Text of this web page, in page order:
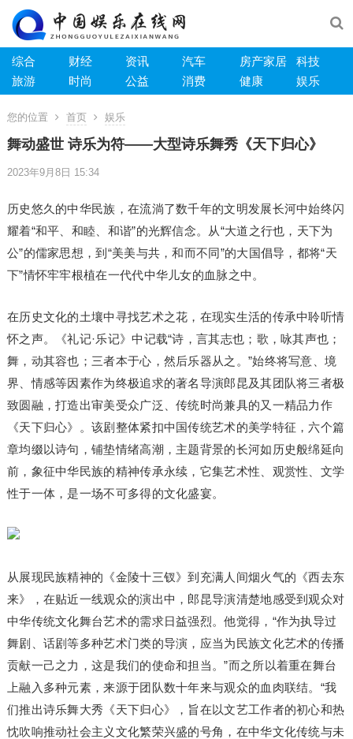
综合 财经 资讯 汽车 房产家居
科技
旅游
时尚 公益 消费 健康 娱乐
您的位置 首页 娱乐
舞动盛世 诗乐为符——大型诗乐舞秀《天下归心》
2023年9月8日 15:34
历史悠久的中华民族，在流淌了数千年的文明发展长河中始终闪
耀着“和平、和睦、和谐”的光辉信念。从“大道之行也，天下为
公”的儒家思想，到“美美与共，和而不同”的大国倡导，都将“天
下”情怀牢牢根植在一代代中华儿女的血脉之中。
在历史文化的土壤中寻找艺术之花，在现实生活的传承中聆听情
怀之声。《礼记·乐记》中记载“诗，言其志也；歌，咏其声也；
舞，动其容也；三者本于心，然后乐器从之。”始终将写意、境
界、情感等因素作为终极追求的著名导演郎昆及其团队将三者极
致圆融，打造出审美受众广泛、传统时尚兼具的又一精品力作
《天下归心》。该剧整体紧扣中国传统艺术的美学特征，六个篇
章均缀以诗句，铺垫情绪高潮，主题背景的长河如历史般绵延向
前，象征中华民族的精神传承永续，它集艺术性、观赏性、文学
性于一体，是一场不可多得的文化盛宴。
从展现民族精神的《金陵十三钗》到充满人间烟火气的《西去东
来》，在贴近一线观众的演出中，郎昆导演清楚地感受到观众对
中华传统文化舞台艺术的需求日益强烈。他觉得，“作为执导过
舞剧、话剧等多种艺术门类的导演，应当为民族文化艺术的传播
贡献一己之力，这是我们的使命和担当。”而之所以着重在舞台
上融入多种元素，来源于团队数十年来与观众的血肉联结。“我
们推出诗乐舞大秀《天下归心》，旨在以文艺工作者的初心和热
忱吹响推动社会主义 文化繁荣兴盛的号角，在中华文化传统与未